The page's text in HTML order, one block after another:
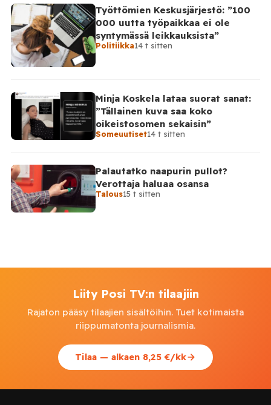
Työttömien Keskusjärjestö: ”100
000 uutta työpaikkaa ei ole
syntymässä leikkauksista”
Politiikka14 t sitten
Minja Koskela lataa suorat sanat:
”Tällainen kuva saa koko
oikeistosomen sekaisin”
Someuutiset14 t sitten
Palautatko naapurin pullot?
Verottaja haluaa osansa
Talous15 t sitten
Liity Posi TV:n tilaajiin
Rajaton pääsy tilaajien sisältöihin. Tuet kotimaista
riippumatonta journalismia.
Tilaa — alkaen 8,25 €/kk